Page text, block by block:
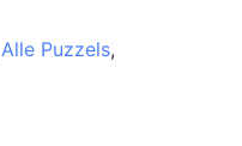
Alle Puzzels,